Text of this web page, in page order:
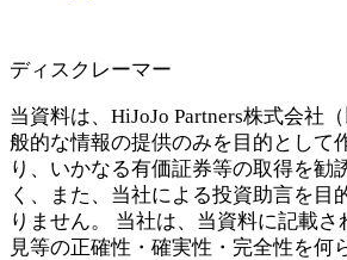
ディスクレーマー
当資料は、HiJoJo Partners株式会社
般的な情報の提供のみを目的として
り、いかなる有価証券等の取得を勧
く、また、当社による投資助言を目
りません。 当社は、当資料に記載
見等の正確性・確実性・完全性を何